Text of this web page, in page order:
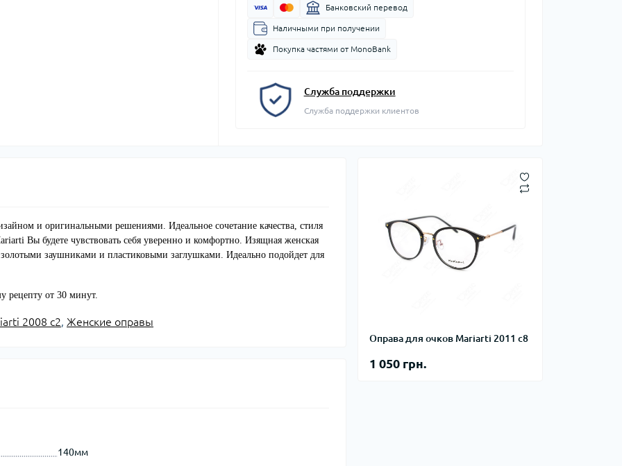
Банковский перевод
Наличными при получении
Покупка частями от MonoBank
Служба поддержки
Служба поддержки клиентов
Оправа для очков Mariarti 2011 с8
1 050 грн.
и оригинальными решениями. Идеальное сочетание качества, стиля
Вы будете чувствовать себя уверенно и комфортно. Изящная женская
золотыми заушниками и пластиковыми заглушками. Идеально подойдет для
рецепту от 30 минут.
2008 с2, Женские оправы
140мм